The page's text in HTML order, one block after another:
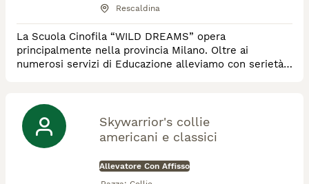
Rescaldina
La Scuola Cinofila “WILD DREAMS” opera
principalmente nella provincia Milano. Oltre ai
numerosi servizi di Educazione alleviamo con serietà
Skywarrior's collie
americani e classici
Allevatore Con Affisso